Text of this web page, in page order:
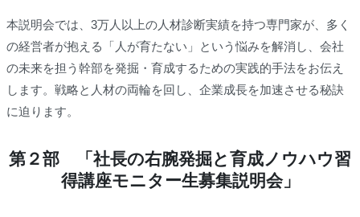
本説明会では、3万人以上の人材診断実績を持つ専門家が、多く
の経営者が抱える「人が育たない」という悩みを解消し、会社
の未来を担う幹部を発掘・育成するための実践的手法をお伝え
します。戦略と人材の両輪を回し、企業成長を加速させる秘訣
に迫ります。
第２部 「社長の右腕発掘と育成ノウハウ習
得講座モニター生募集説明会」